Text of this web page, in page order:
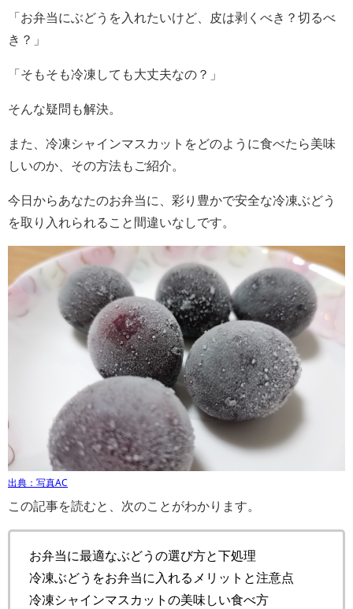
「お弁当にぶどうを入れたいけど、皮は剥くべき？切るべ
き？」
「そもそも冷凍しても大丈夫なの？」
そんな疑問も解決。
また、冷凍シャインマスカットをどのように食べたら美味
しいのか、その方法もご紹介。
今日からあなたのお弁当に、彩り豊かで安全な冷凍ぶどう
を取り入れられること間違いなしです。
出典：写真AC
この記事を読むと、次のことがわかります。
お弁当に最適なぶどうの選び方と下処理
冷凍ぶどうをお弁当に入れるメリットと注意点
冷凍シャインマスカットの美味しい食べ方